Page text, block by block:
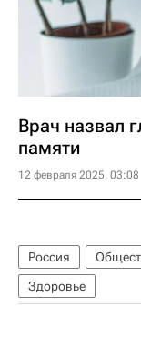
Врач назвал
памяти
12 февраля 2025, 03:08
Россия
Здоровье